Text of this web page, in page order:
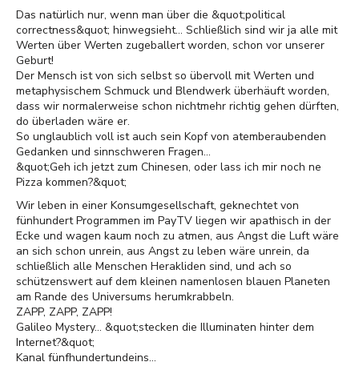
Das natürlich nur, wenn man über die &quot;political
correctness&quot; hinwegsieht... Schließlich sind wir ja alle mit
Werten über Werten zugeballert worden, schon vor unserer
Geburt!
Der Mensch ist von sich selbst so übervoll mit Werten und
metaphysischem Schmuck und Blendwerk überhäuft worden,
dass wir normalerweise schon nichtmehr richtig gehen dürften,
do überladen wäre er.
So unglaublich voll ist auch sein Kopf von atemberaubenden
Gedanken und sinnschweren Fragen...
&quot;Geh ich jetzt zum Chinesen, oder lass ich mir noch ne
Pizza kommen?&quot;
Wir leben in einer Konsumgesellschaft, geknechtet von
fünhundert Programmen im PayTV liegen wir apathisch in der
Ecke und wagen kaum noch zu atmen, aus Angst die Luft wäre
an sich schon unrein, aus Angst zu leben wäre unrein, da
schließlich alle Menschen Herakliden sind, und ach so
schützenswert auf dem kleinen namenlosen blauen Planeten
am Rande des Universums herumkrabbeln.
ZAPP, ZAPP, ZAPP!
Galileo Mystery... &quot;stecken die Illuminaten hinter dem
Internet?&quot;
Kanal fünfhundertundeins...